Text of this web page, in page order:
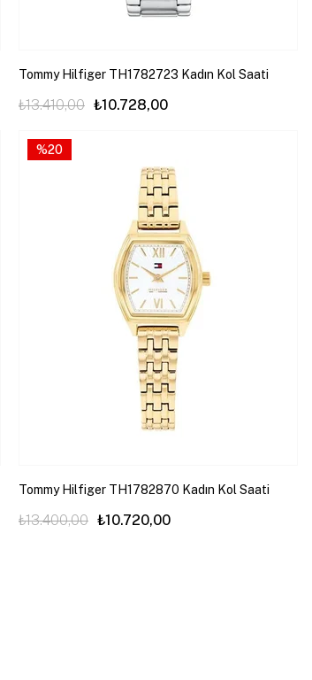
Tommy Hilfiger TH1782723 Kadın Kol Saati
₺10.728,00
₺13.410,00
Tommy Hilfiger TH1782870 Kadın Kol Saati
₺10.720,00
₺13.400,00
%20